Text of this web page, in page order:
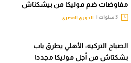
مفاوضات ضم موليكا من بيشكتاش
الدوري المصري
الصباح التركية: الأهلي يطرق باب
بشكتاش من أجل موليكا مجددا